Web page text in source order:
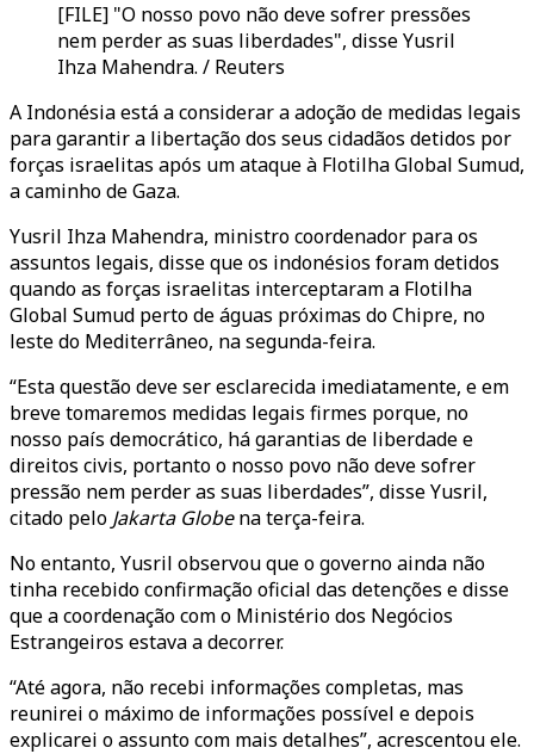
[FILE] "O nosso povo não deve sofrer pressões
nem perder as suas liberdades", disse Yusril
Ihza Mahendra. / Reuters
A Indonésia está a considerar a adoção de medidas legais
para garantir a libertação dos seus cidadãos detidos por
forças israelitas após um ataque à Flotilha Global Sumud,
a caminho de Gaza.
Yusril Ihza Mahendra, ministro coordenador para os
assuntos legais, disse que os indonésios foram detidos
quando as forças israelitas interceptaram a Flotilha
Global Sumud perto de águas próximas do Chipre, no
leste do Mediterrâneo, na segunda-feira.
“Esta questão deve ser esclarecida imediatamente, e em
breve tomaremos medidas legais firmes porque, no
nosso país democrático, há garantias de liberdade e
direitos civis, portanto o nosso povo não deve sofrer
pressão nem perder as suas liberdades”, disse Yusril,
citado pelo Jakarta Globena terça-feira.
No entanto, Yusril observou que o governo ainda não
tinha recebido confirmação oficial das detenções e disse
que a coordenação com o Ministério dos Negócios
Estrangeiros estava a decorrer.
“Até agora, não recebi informações completas, mas
reunirei o máximo de informações possível e depois
explicarei o assunto com mais detalhes”, acrescentou ele.